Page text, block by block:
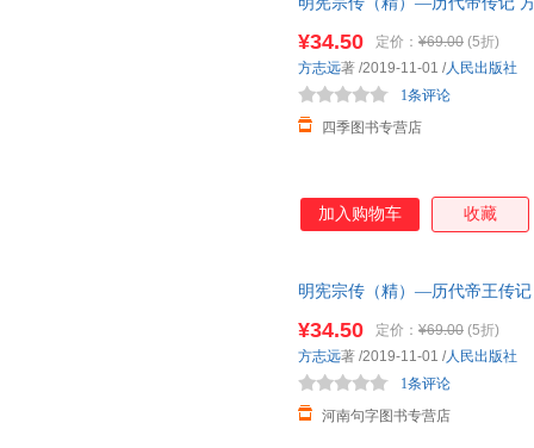
¥34.50 定价： ¥69.00 (5折)
四季图书专营店
1条评论
方志远著 /2019-11-01 /人民出版社
加入购物车 收藏
明宪宗传（精）—历代帝王传
¥34.50 定价： ¥69.00 (5折)
河南句字图书专营店
1条评论
方志远著 /2019-11-01 /人民出版社